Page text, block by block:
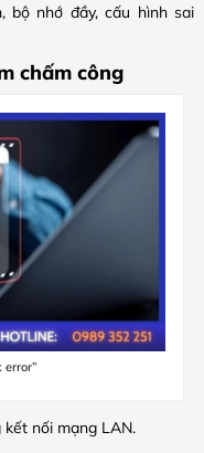
bộ nhớ đầy, cấu hình sai
chấm công
error”
nối mạng LAN.